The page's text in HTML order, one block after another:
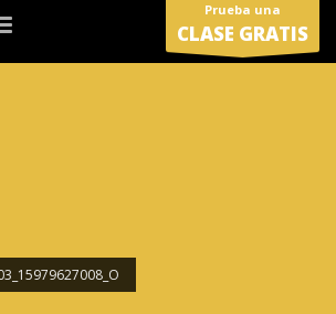
Prueba una
CLASE GRATIS